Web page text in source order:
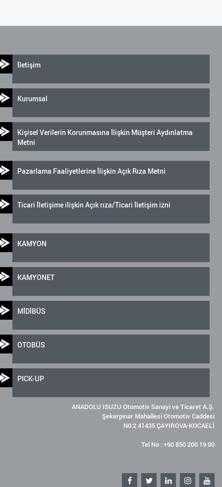
İletişim
Kurumsal
Kişisel Verilerin Korunmasına İlişkin Müşteri Aydınlatma
Metni
Pazarlama Faaliyetlerine İlişkin Açık Rıza Metni
Ticari İletişime ilişkin Açık rıza/Ticari İletişim izni
KAMYON
KAMYONET
MİDİBÜS
OTOBÜS
PICK-UP
ANADOLU ISUZU Otomotiv Sanayi ve Ticaret A.Ş.
Şekerpınar Mahallesi Otomotiv Caddesi
N0:2 41435 ÇAYIROVA-KOCAELİ
Tel No : +90 850 200 19 00